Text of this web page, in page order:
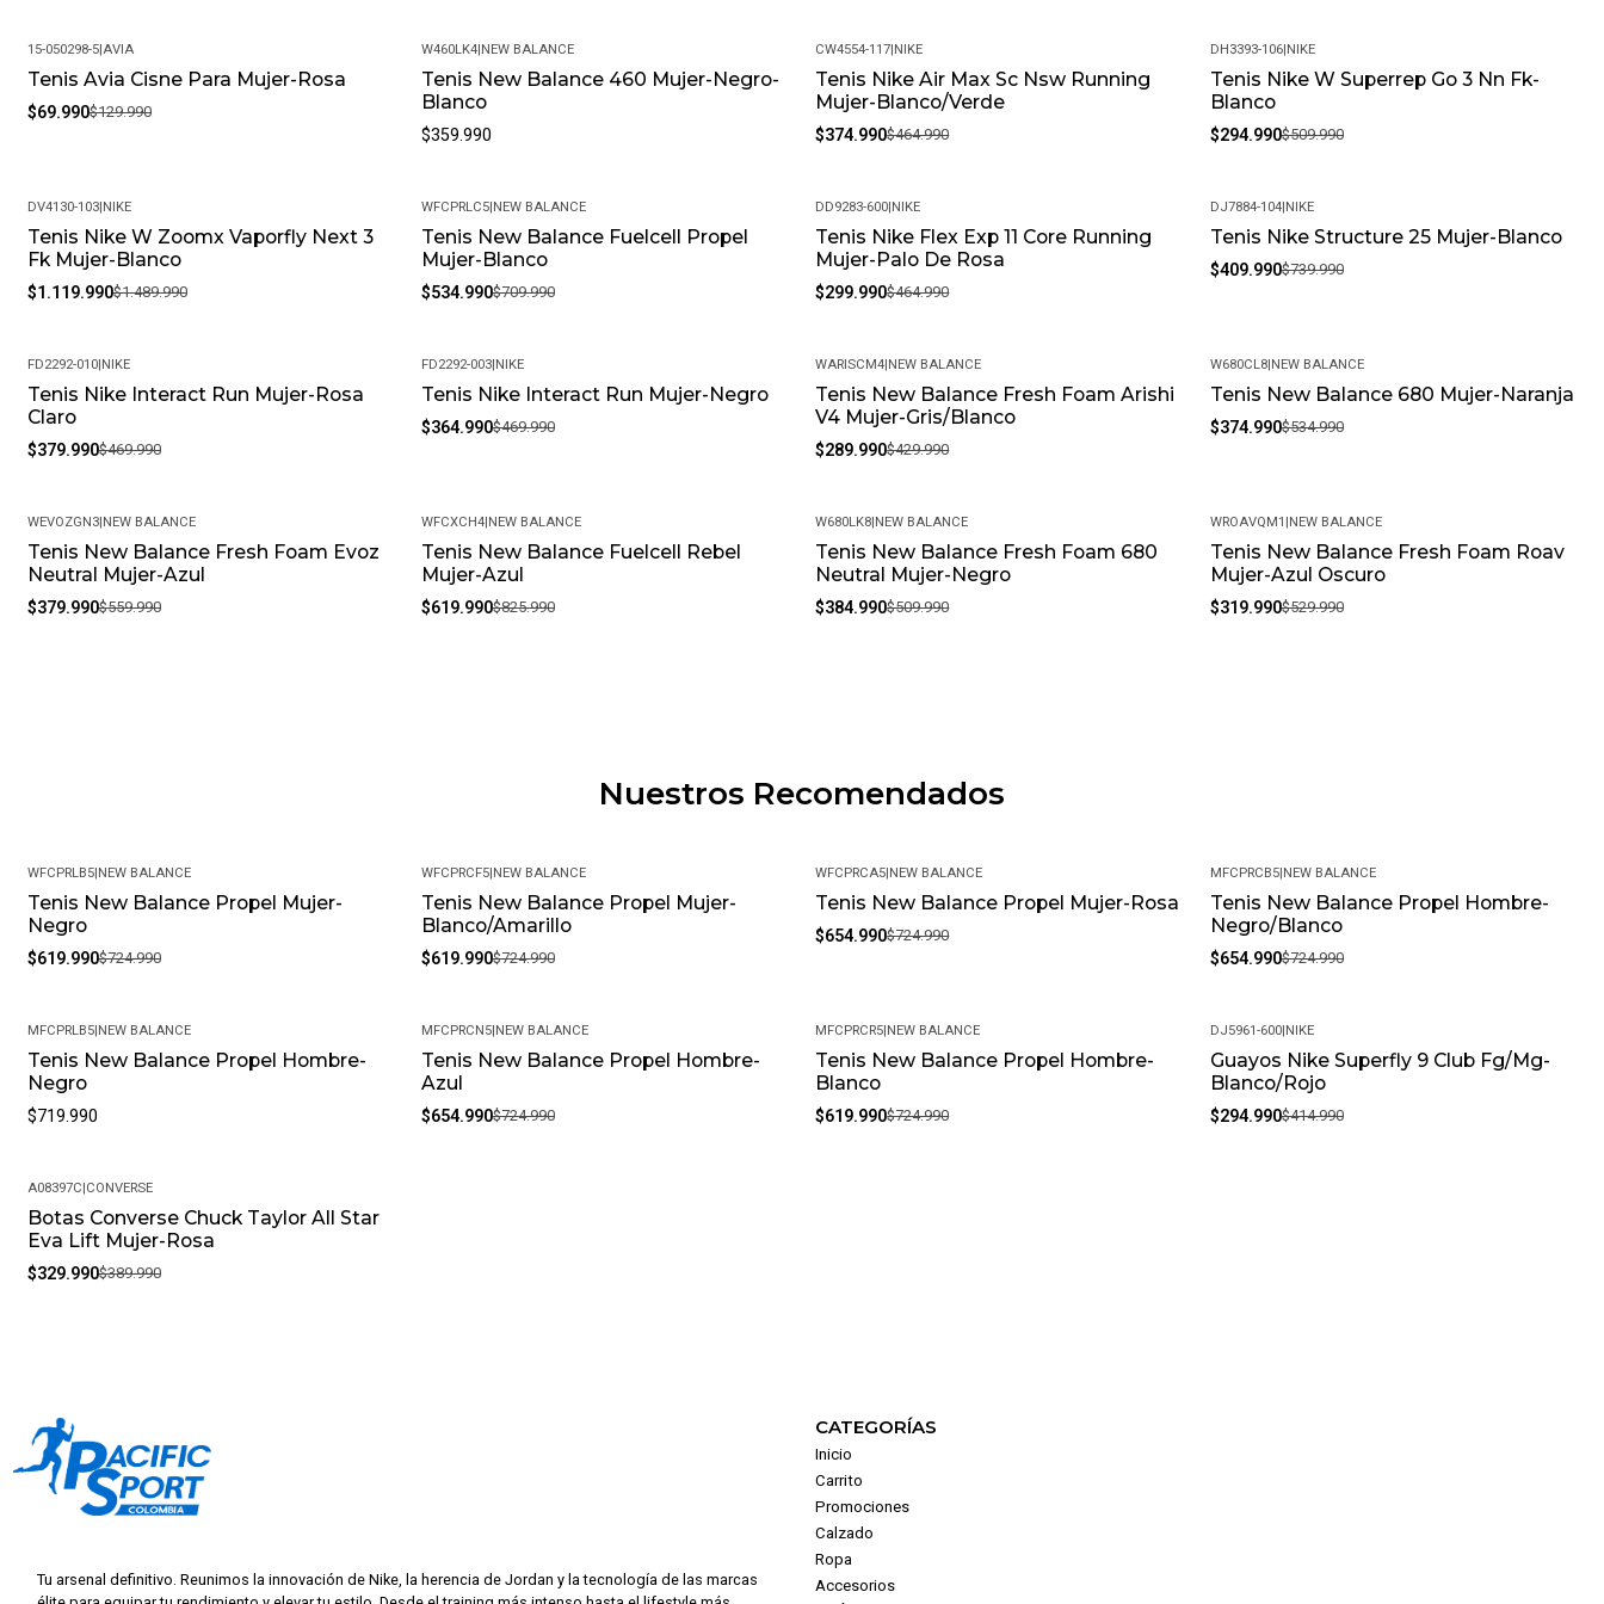
experiencia de compra sea completamente satisfactoria.
-46%
15-050298-5|AVIA
Tenis Avia Cisne Para Mujer-Rosa
$69.990$129.990
W460LK4|NEW BALANCE
Tenis New Balance 460 Mujer-Negro-
Blanco
$359.990
-19%
CW4554-117|NIKE
Tenis Nike Air Max Sc Nsw Running
Mujer-Blanco/Verde
$374.990$464.990
-42%
DH3393-106|NIKE
Tenis Nike W Superrep Go 3 Nn Fk-
Blanco
$294.990$509.990
-25%
DV4130-103|NIKE
Tenis Nike W Zoomx Vaporfly Next 3
Fk Mujer-Blanco
$1.119.990$1.489.990
-25%
WFCPRLC5|NEW BALANCE
Tenis New Balance Fuelcell Propel
Mujer-Blanco
$534.990$709.990
-35%
DD9283-600|NIKE
Tenis Nike Flex Exp 11 Core Running
Mujer-Palo De Rosa
$299.990$464.990
-45%
DJ7884-104|NIKE
Tenis Nike Structure 25 Mujer-Blanco
$409.990$739.990
-19%
FD2292-010|NIKE
Tenis Nike Interact Run Mujer-Rosa
Claro
$379.990$469.990
-22%
FD2292-003|NIKE
Tenis Nike Interact Run Mujer-Negro
$364.990$469.990
-33%
WARISCM4|NEW BALANCE
Tenis New Balance Fresh Foam Arishi
V4 Mujer-Gris/Blanco
$289.990$429.990
-30%
W680CL8|NEW BALANCE
Tenis New Balance 680 Mujer-Naranja
$374.990$534.990
-32%
WEVOZGN3|NEW BALANCE
Tenis New Balance Fresh Foam Evoz
Neutral Mujer-Azul
$379.990$559.990
-25%
WFCXCH4|NEW BALANCE
Tenis New Balance Fuelcell Rebel
Mujer-Azul
$619.990$825.990
-25%
W680LK8|NEW BALANCE
Tenis New Balance Fresh Foam 680
Neutral Mujer-Negro
$384.990$509.990
-40%
WROAVQM1 |NEW BALANCE
Tenis New Balance Fresh Foam Roav
Mujer-Azul Oscuro
$319.990$529.990
Nuestros Recomendados
-14%
WFCPRLB5|NEW BALANCE
Tenis New Balance Propel Mujer-
Negro
$619.990$724.990
-14%
WFCPRCF5|NEW BALANCE
Tenis New Balance Propel Mujer-
Blanco/Amarillo
$619.990$724.990
-10%
WFCPRCA5|NEW BALANCE
Tenis New Balance Propel Mujer-Rosa
$654.990$724.990
-10%
MFCPRCB5|NEW BALANCE
Tenis New Balance Propel Hombre-
Negro/Blanco
$654.990$724.990
MFCPRLB5|NEW BALANCE
Tenis New Balance Propel Hombre-
Negro
$719.990
-10%
MFCPRCN5|NEW BALANCE
Tenis New Balance Propel Hombre-
Azul
$654.990$724.990
-14%
MFCPRCR5|NEW BALANCE
Tenis New Balance Propel Hombre-
Blanco
$619.990$724.990
-29%
DJ5961-600|NIKE
Guayos Nike Superfly 9 Club Fg/Mg-
Blanco/Rojo
$294.990$414.990
-15%
A08397C|CONVERSE
Botas Converse Chuck Taylor All Star
Eva Lift Mujer-Rosa
$329.990$389.990
Tu arsenal definitivo. Reunimos la innovación de Nike, la herencia de Jordan y la tecnología de las marcas
CATEGORÍAS
Inicio
Carrito
Promociones
Calzado
Ropa
Accesorios